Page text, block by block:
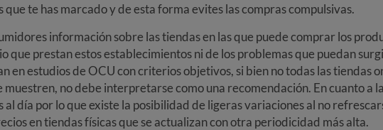
que te has marcado y de esta forma evites las compras compulsivas.
información sobre las tiendas en las que puede comprar los
que prestan estos establecimientos ni de los problemas que puedan
en estudios de OCU con criterios objetivos, si bien no todas las tiendas
muestren, no debe interpretarse como una recomendación. En cuanto a
al día por lo que existe la posibilidad de ligeras variaciones al no
en tiendas físicas que se actualizan con otra periodicidad más alta.